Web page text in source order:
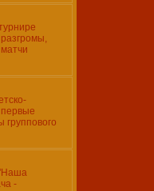
-